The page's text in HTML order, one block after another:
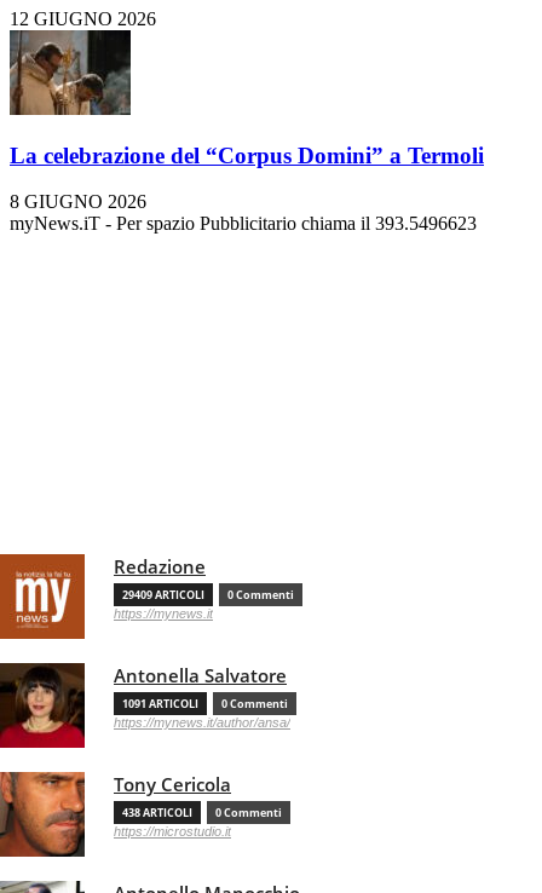
12 GIUGNO 2026
La celebrazione del “Corpus Domini” a Termoli
8 GIUGNO 2026
myNews.iT - Per spazio Pubblicitario chiama il 393.5496623
Redazione
29409 ARTICOLI 0 Commenti
https://mynews.it
Antonella Salvatore
1091 ARTICOLI 0 Commenti
https://mynews.it/author/ansa/
Tony Cericola
438 ARTICOLI 0 Commenti
https://microstudio.it